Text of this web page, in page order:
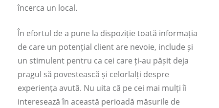
încerca un local.
În efortul de a pune la dispoziție toată informația
de care un potențial client are nevoie, include și
un stimulent pentru ca cei care ți-au pășit deja
pragul să povestească și celorlalți despre
experiența avută. Nu uita că pe cei mai mulți îi
interesează în această perioadă măsurile de